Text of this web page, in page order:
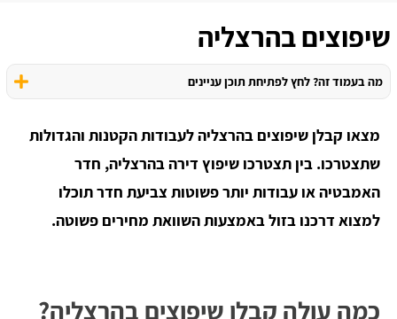
שיפוצים בהרצליה
מה בעמוד זה? לחץ לפתיחת תוכן עניינים
מצאו קבלן שיפוצים בהרצליה לעבודות הקטנות והגדולות
שתצטרכו. בין תצטרכו שיפוץ דירה בהרצליה, חדר
האמבטיה או עבודות יותר פשוטות צביעת חדר תוכלו
למצוא דרכנו בזול באמצעות השוואת מחירים פשוטה.
כמה עולה קבלן שיפוצים בהרצליה?